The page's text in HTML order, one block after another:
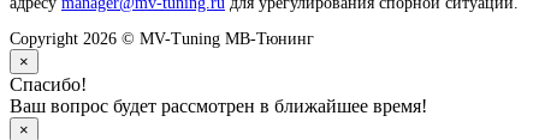
Copyright 2026 © MV-Tuning МВ-Тюнинг
×
Спасибо!
Ваш вопрос будет рассмотрен в ближайшее время!
×